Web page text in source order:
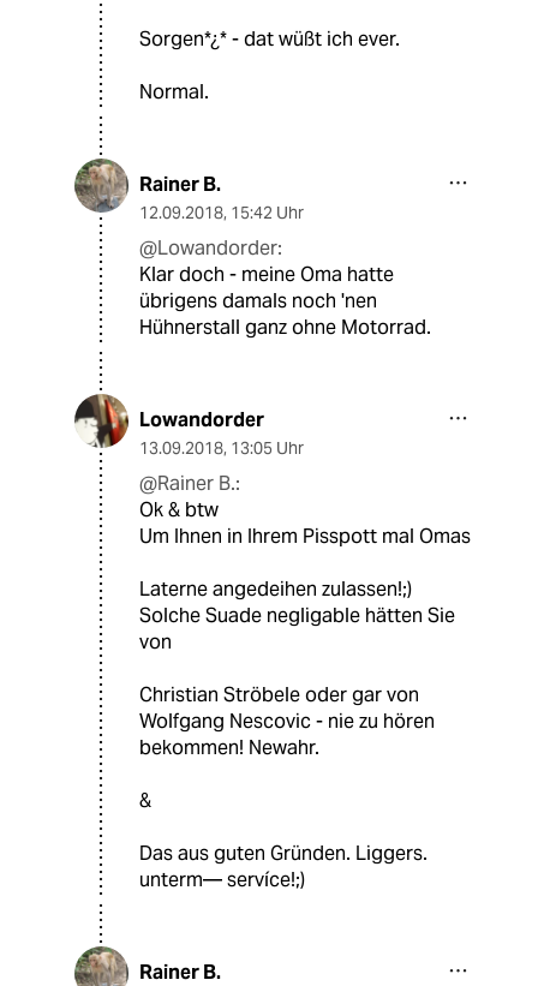
Sorgen*¿* - dat wüßt ich ever.
Normal.
Rainer B.
12.09.2018, 15:42 Uhr
@Lowandorder:
Klar doch - meine Oma hatte
übrigens damals noch 'nen
Hühnerstall ganz ohne Motorrad.
Lowandorder
13.09.2018, 13:05 Uhr
@Rainer B.:
Ok & btw
Um Ihnen in Ihrem Pisspott mal Omas
Laterne angedeihen zulassen!;)
Solche Suade negligable hätten Sie
von
Christian Ströbele oder gar von
Wolfgang Nescovic - nie zu hören
bekommen! Newahr.
&
Das aus guten Gründen. Liggers.
unterm— servíce!;)
Rainer B.